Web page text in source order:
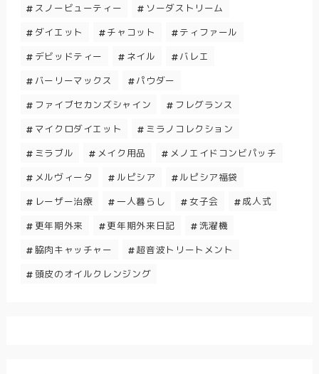
スノービューティー
ソーダストリーム
ダイエット
チャコット
ティファール
デビッドティー
ネイル
バレエ
バーリーマックス
パウダー
ファイブセカンズシャイン
フレグランス
マイクロダイエット
ミラノコレクション
ミラブル
メイク用品
メノエイドコンビパッチ
メルヴィータ
ルピシア
ルピシア福袋
レーザー治療
一人暮らし 女子会
成人式
更年期外来
更年期外来日記
洗濯機
脇肉キャッチャー
超音波トリートメント
頭皮のオイルクレンジング